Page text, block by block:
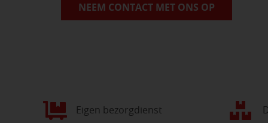
NEEM CONTACT MET ONS OP
Eigen bezorgdienst